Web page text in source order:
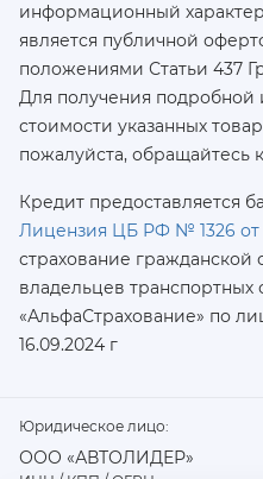
информационный
является публичной
положениями Статьи 437
Для получения
стоимости указанных
пожалуйста, обращайтесь
Кредит предоставляется
Лицензия ЦБ РФ № 1326 от
страхование гражданской
владельцев транспортных
«АльфаСтрахование» по
16.09.2024 г
Юридическое лицо:
ООО «АВТОЛИДЕР»